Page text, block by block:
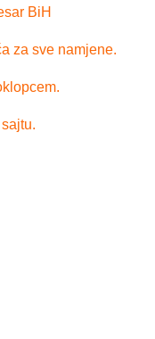
BiH
za sve namjene.